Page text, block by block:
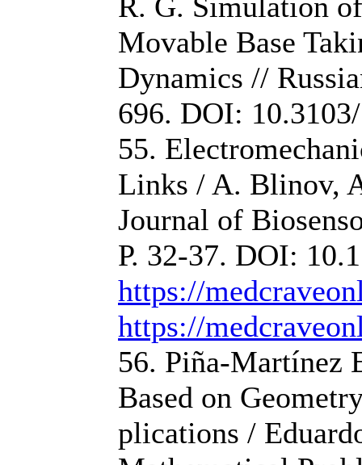
R. G. Simulation
Movable Base
Dynamics //
696. DOI:
55.
Links / A. Blinov,
Journal of
Р. 32-37. DOI:
https://
https://
56. Piña-Martínez
Based on
plications /